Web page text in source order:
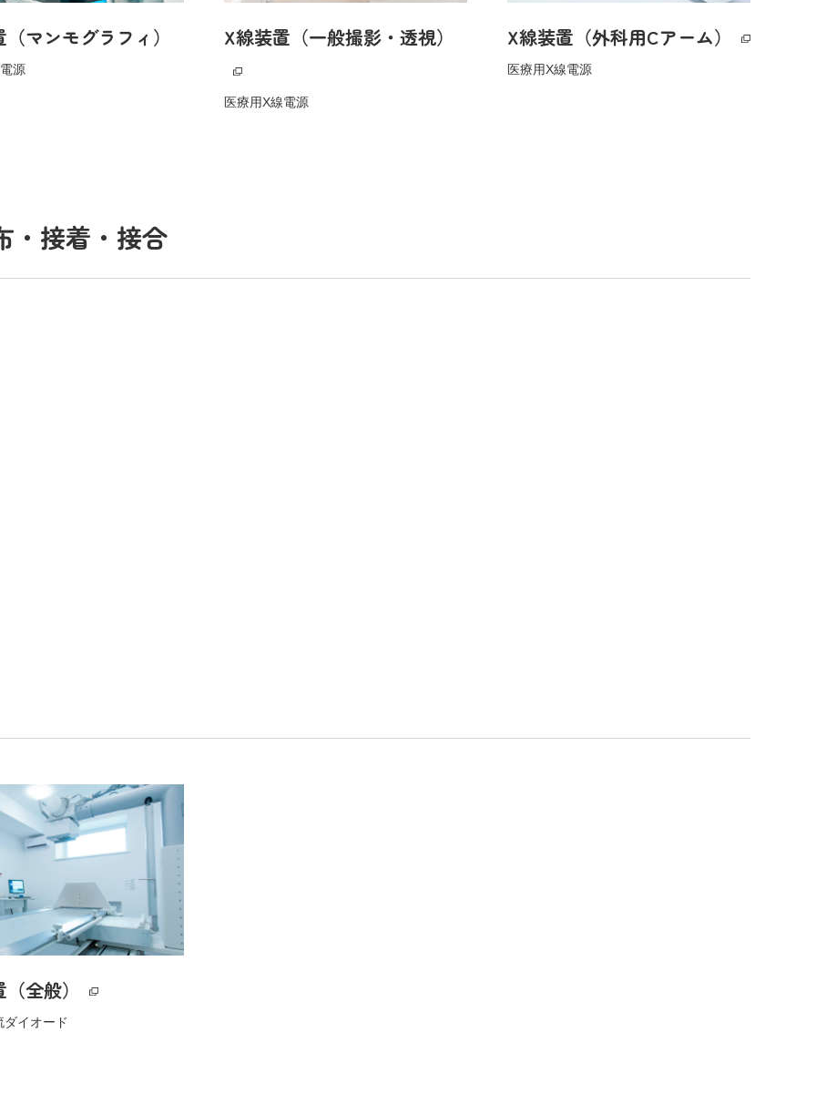
マンモグラフィ）
源
X線装置（一般撮影・透視）
医療用X線電源
X線装置（外科用Cアーム）
医療用X線電源
・接着・接合
全般）
ダイオード